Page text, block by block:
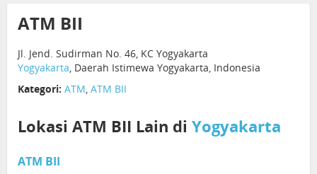
ATM BII
Jl. Jend. Sudirman No. 46, KC Yogyakarta
Yogyakarta, Daerah Istimewa Yogyakarta, Indonesia
Kategori: ATM, ATM BII
Lokasi ATM BII Lain di Yogyakarta
ATM BII